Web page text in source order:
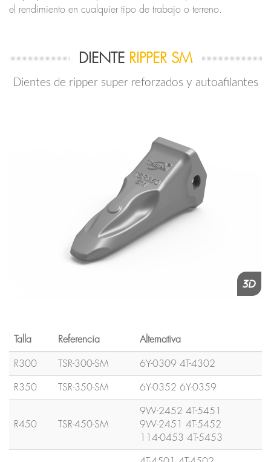
el rendimiento en cualquier tipo de trabajo o terreno.
DIENTE RIPPER SM
Dientes de ripper super reforzados y autoafilantes
Talla Referencia Alternativa
R300 TSR-300-SM 6Y-0309 4T-4302
R350 TSR-350-SM 6Y-0352 6Y-0359
R450 TSR-450-SM
9W-2452 4T-5451
9W-2451 4T-5452
114-0453 4T-5453